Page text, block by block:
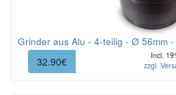
Grinder aus Alu - 4-teilig - Ø 56mm -
32.90€
Incl.
zzgl.